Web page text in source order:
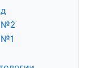
№2
№1